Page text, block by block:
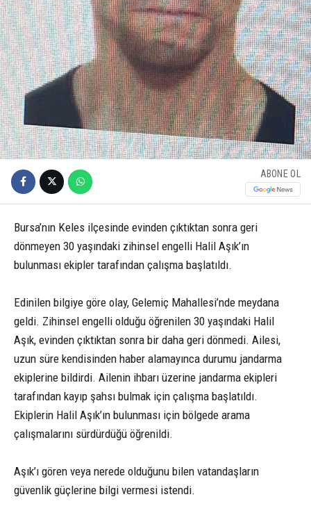
ABONE OL
Bursa’nın Keles ilçesinde evinden çıktıktan sonra geri
dönmeyen 30 yaşındaki zihinsel engelli Halil Aşık’ın
bulunması ekipler tarafından çalışma başlatıldı.
Edinilen bilgiye göre olay, Gelemiç Mahallesi’nde meydana
geldi. Zihinsel engelli olduğu öğrenilen 30 yaşındaki Halil
Aşık, evinden çıktıktan sonra bir daha geri dönmedi. Ailesi,
uzun süre kendisinden haber alamayınca durumu jandarma
ekiplerine bildirdi. Ailenin ihbarı üzerine jandarma ekipleri
tarafından kayıp şahsı bulmak için çalışma başlatıldı.
Ekiplerin Halil Aşık’ın bulunması için bölgede arama
çalışmalarını sürdürdüğü öğrenildi.
Aşık’ı gören veya nerede olduğunu bilen vatandaşların
güvenlik güçlerine bilgi vermesi istendi.